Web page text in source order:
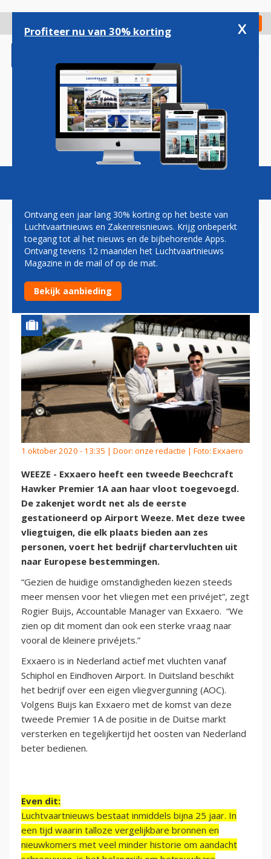
gaan
Check in
Magazine Podcasts Vacatures
EXXAERO MET TWEEDE
ZAKENJET VANAF AIRPORT
WEEZE
1 oktober 2020 - 13:35 | Door: onze redactie | Foto: Exxaero
WEEZE - Exxaero heeft een tweede Beechcraft
Hawker Premier 1A aan haar vloot toegevoegd.
De zakenjet wordt net als de eerste
gestationeerd op Airport Weeze. Met deze twee
vliegtuigen, die elk plaats bieden aan zes
personen, voert het bedrijf chartervluchten uit
naar Europese bestemmingen.
“Gezien de huidige omstandigheden kiezen steeds
meer mensen voor het vliegen met een privéjet”, zegt
Rogier Buijs, Accountable Manager van Exxaero. “We
zien op dit moment dan ook een sterke vraag naar
vooral de kleinere privéjets.”
Exxaero is in Nederland actief met vluchten vanaf
Schiphol en Eindhoven Airport. In Duitsland beschikt
het bedrijf over een eigen vliegvergunning (AOC).
Volgens Buijs kan Exxaero met de komst van deze
tweede Premier 1A de positie in de Duitse markt
versterken en tegelijkertijd het oosten van Nederland
beter bedienen.
Even dit:
Luchtvaartnieuws bestaat inmiddels bijna 25 jaar. In
een tijd waarin talloze vergelijkbare bronnen en
nieuwkomers met veel minder historie om aandacht
Profiteer nu van 30% korting x
Ontvang een jaar lang 30% korting op het beste van
Luchtvaartnieuws en Zakenreisnieuws. Krijg onbeperkt
toegang tot al het nieuws en de bijbehorende Apps.
Ontvang tevens 12 maanden het Luchtvaartnieuws
Magazine in de mail of op de mat.
Bekijk aanbieding